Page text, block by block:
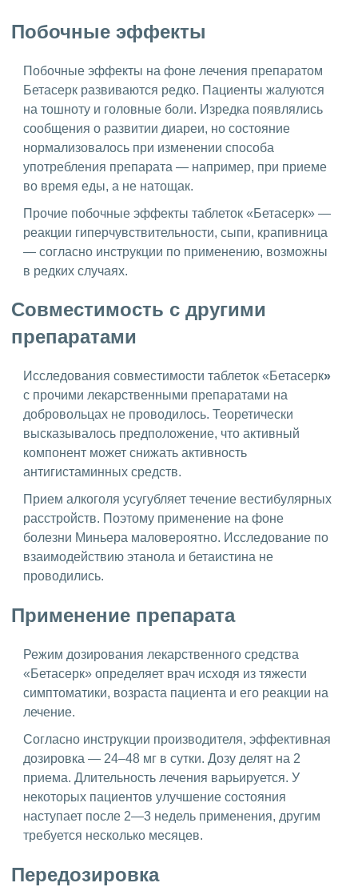
Побочные эффекты
Побочные эффекты на фоне лечения препаратом
Бетасерк развиваются редко. Пациенты жалуются
на тошноту и головные боли. Изредка появлялись
сообщения о развитии диареи, но состояние
нормализовалось при изменении способа
употребления препарата — например, при приеме
во время еды, а не натощак.
Прочие побочные эффекты таблеток «Бетасерк» —
реакции гиперчувствительности, сыпи, крапивница
— согласно инструкции по применению, возможны
в редких случаях.
Совместимость с другими
препаратами
Исследования совместимости таблеток «Бетасерк»
с прочими лекарственными препаратами на
добровольцах не проводилось. Теоретически
высказывалось предположение, что активный
компонент может снижать активность
антигистаминных средств.
Прием алкоголя усугубляет течение вестибулярных
расстройств. Поэтому применение на фоне
болезни Миньера маловероятно. Исследование по
взаимодействию этанола и бетаистина не
проводились.
Применение препарата
Режим дозирования лекарственного средства
«Бетасерк» определяет врач исходя из тяжести
симптоматики, возраста пациента и его реакции на
лечение.
Согласно инструкции производителя, эффективная
дозировка — 24–48 мг в сутки. Дозу делят на 2
приема. Длительность лечения варьируется. У
некоторых пациентов улучшение состояния
наступает после 2—3 недель применения, другим
требуется несколько месяцев.
Передозировка